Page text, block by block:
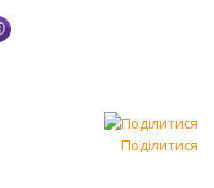
Поділитися